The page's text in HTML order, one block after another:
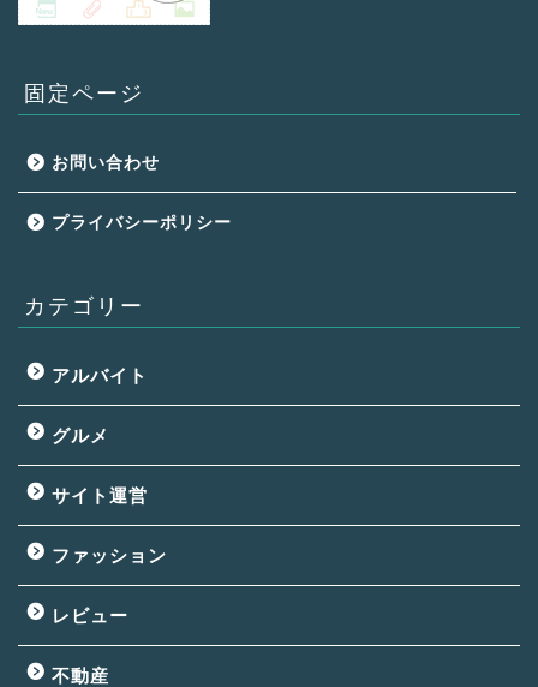
固定ページ
お問い合わせ
プライバシーポリシー
カテゴリー
アルバイト
グルメ
サイト運営
ファッション
レビュー
不動産